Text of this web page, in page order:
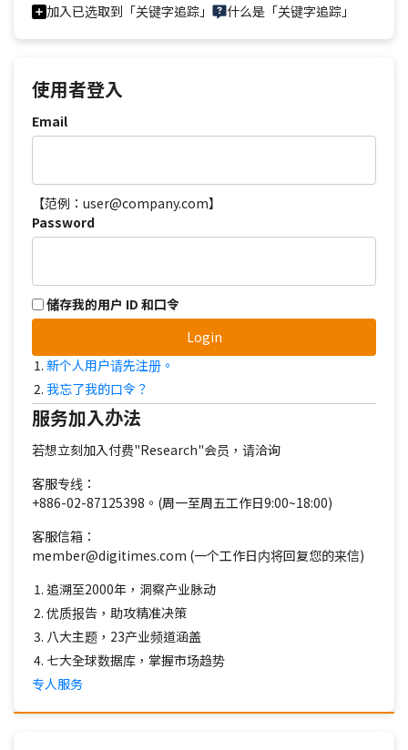
加入已选取到「关键字追踪」 什么是「关键字追踪」
使用者登入
Email
【范例：user@company.com】
Password
储存我的用户 ID 和口令
Login
新个人用户请先注册。
我忘了我的口令？
服务加入办法
若想立刻加入付费"Research"会员，请洽询
客服专线：
+886-02-87125398。(周一至周五工作日9:00~18:00)
客服信箱：
member@digitimes.com (一个工作日内将回复您的来信)
追溯至2000年，洞察产业脉动
优质报告，助攻精准决策
八大主题，23产业频道涵盖
七大全球数据库，掌握市场趋势
专人服务